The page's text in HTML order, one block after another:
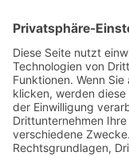
Podcasts,
Entdecken Sie
und Demokratie
verfügbar.